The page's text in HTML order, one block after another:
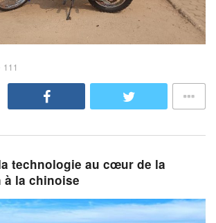
111
technologie au cœur de la
à la chinoise